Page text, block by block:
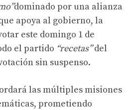
dominado por una alianza
apoya al gobierno, la
este domingo 1 de
el partido “recetas”del
sin suspenso.
las múltiples misiones
prometiendo